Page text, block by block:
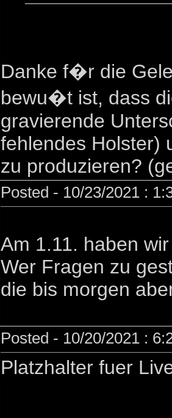
Danke f�r die
bewu�t ist, dass
gravierende
fehlendes Holster)
zu produzieren?
Posted - 10/23/2021 :
Am 1.11. haben
Wer Fragen zu
die bis morgen
Posted - 10/20/2021 :
Platzhalter fuer